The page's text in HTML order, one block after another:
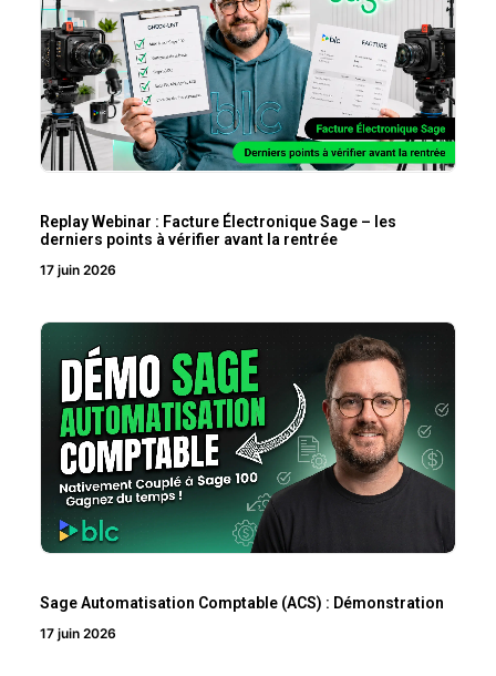
Replay Webinar : Facture Électronique Sage – les
derniers points à vérifier avant la rentrée
17 juin 2026
Sage Automatisation Comptable (ACS) : Démonstration
17 juin 2026